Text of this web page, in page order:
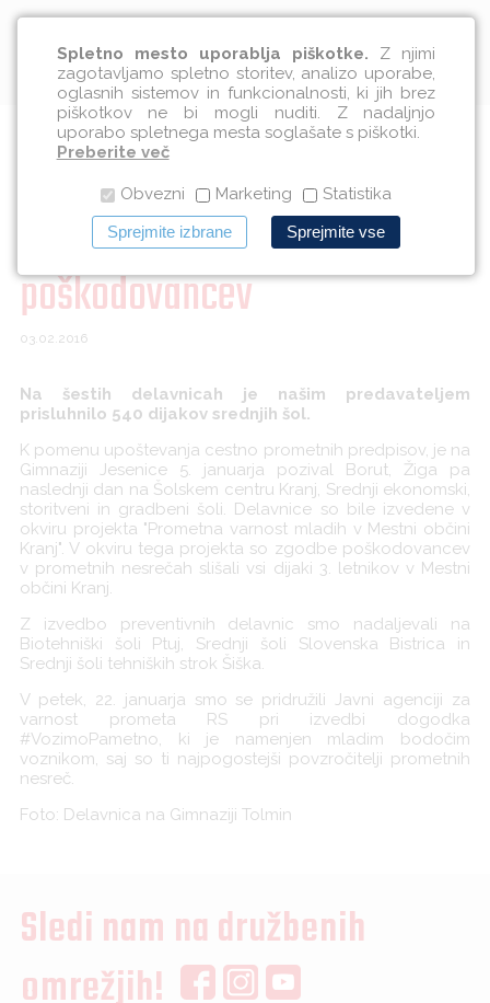
Slovenščina
V januarju nadaljevali s
predajanjem osebnih zgodb
poškodovancev
03.02.2016
Na šestih delavnicah je našim predavateljem
prisluhnilo 540 dijakov srednjih šol.
K pomenu upoštevanja cestno prometnih predpisov, je na
Gimnaziji Jesenice 5. januarja pozival Borut, Žiga pa
naslednji dan na Šolskem centru Kranj, Srednji ekonomski,
storitveni in gradbeni šoli. Delavnice so bile izvedene v
okviru projekta "Prometna varnost mladih v Mestni občini
Kranj". V okviru tega projekta so zgodbe poškodovancev
v prometnih nesrečah slišali vsi dijaki 3. letnikov v Mestni
občini Kranj.
Z izvedbo preventivnih delavnic smo nadaljevali na
Biotehniški šoli Ptuj, Srednji šoli Slovenska Bistrica in
Srednji šoli tehniških strok Šiška.
V petek, 22. januarja smo se pridružili Javni agenciji za
varnost prometa RS pri izvedbi dogodka
#VozimoPametno, ki je namenjen mladim bodočim
voznikom, saj so ti najpogostejši povzročitelji prometnih
nesreč.
Foto: Delavnica na Gimnaziji Tolmin
Sledi nam na družbenih
omrežjih!
Spletno mesto uporablja piškotke. Z njimi
zagotavljamo spletno storitev, analizo uporabe,
oglasnih sistemov in funkcionalnosti, ki jih brez
piškotkov ne bi mogli nuditi. Z nadaljnjo
uporabo spletnega mesta soglašate s piškotki.
Preberite več
Obvezni Marketing Statistika
Sprejmite izbrane Sprejmite vse